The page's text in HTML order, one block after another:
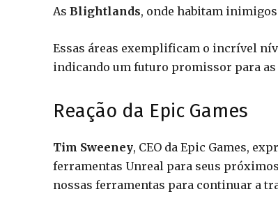
As Blightlands, onde habitam
Essas áreas exemplificam o incrível
indicando um futuro promissor para
Reação da Epic Games
Tim Sweeney, CEO da Epic Games,
ferramentas Unreal para seus
nossas ferramentas para continuar a